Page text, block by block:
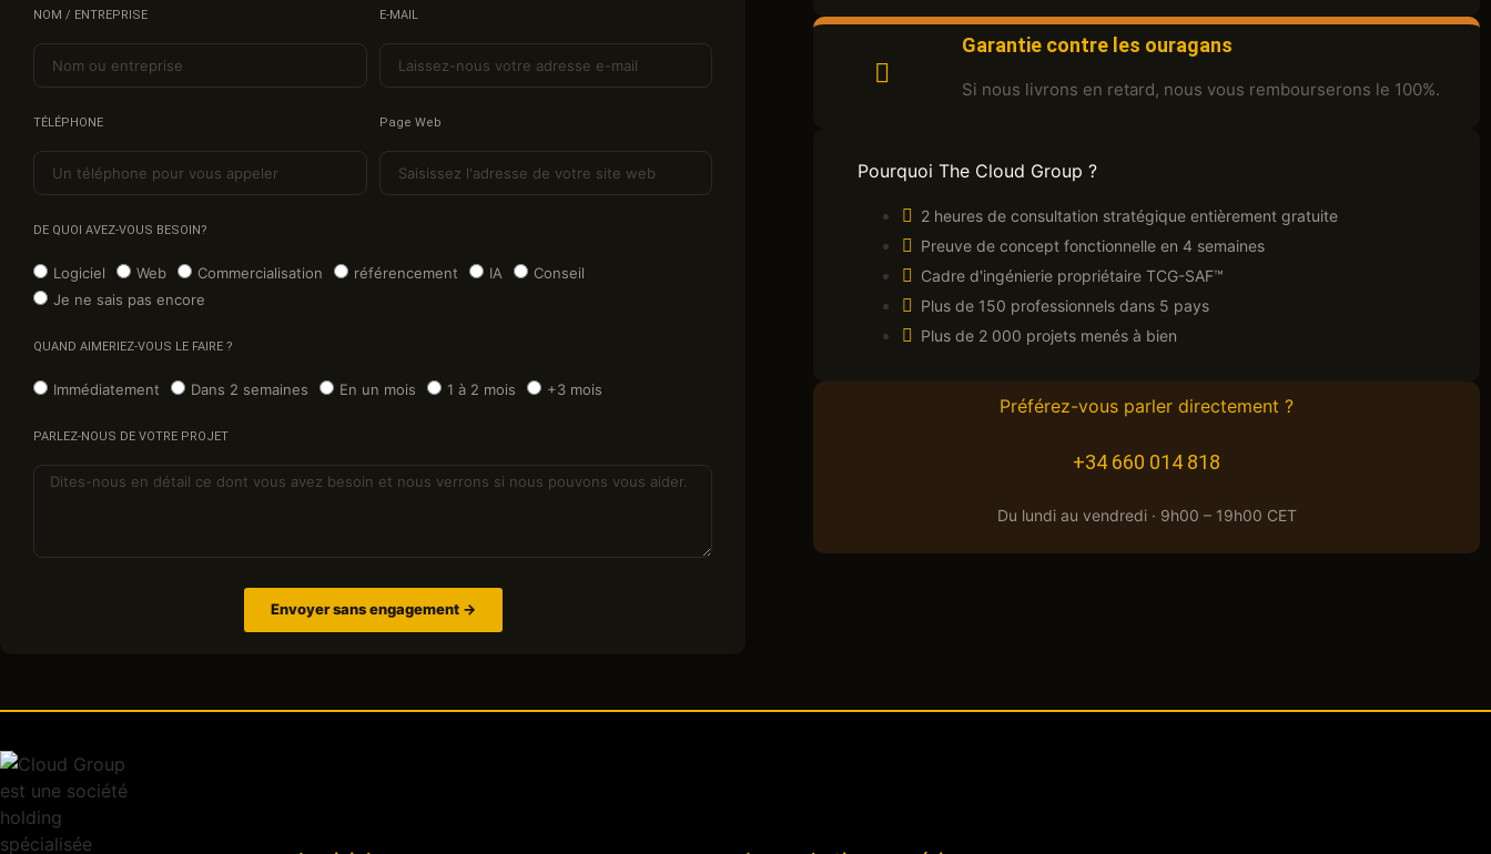
NOM / ENTREPRISE E-MAIL
TÉLÉPHONE Page Web
DE QUOI AVEZ-VOUS BESOIN?
Logiciel Web Commercialisation référencement IA
Conseil
Je ne sais pas encore
QUAND AIMERIEZ-VOUS LE FAIRE ?
Immédiatement Dans 2 semaines En un mois 1 à 2 mois +3 mois
PARLEZ-NOUS DE VOTRE PROJET
Envoyer sans engagement →
Garantie contre les ouragans
Si nous livrons en retard, nous vous rembourserons le 100%.
Pourquoi The Cloud Group ?
2 heures de consultation stratégique entièrement gratuite
Preuve de concept fonctionnelle en 4 semaines
Cadre d'ingénierie propriétaire TCG-SAF™
Plus de 150 professionnels dans 5 pays
Plus de 2 000 projets menés à bien
Préférez-vous parler directement ?
+34 660 014 818
Du lundi au vendredi · 9h00 – 19h00 CET